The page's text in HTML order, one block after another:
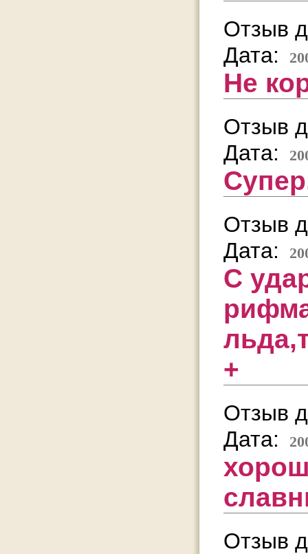
Отзыв
Дата:
Не
Отзыв
Дата:
Отзыв
Дата:
С
+
Отзыв
Дата:
Отзыв